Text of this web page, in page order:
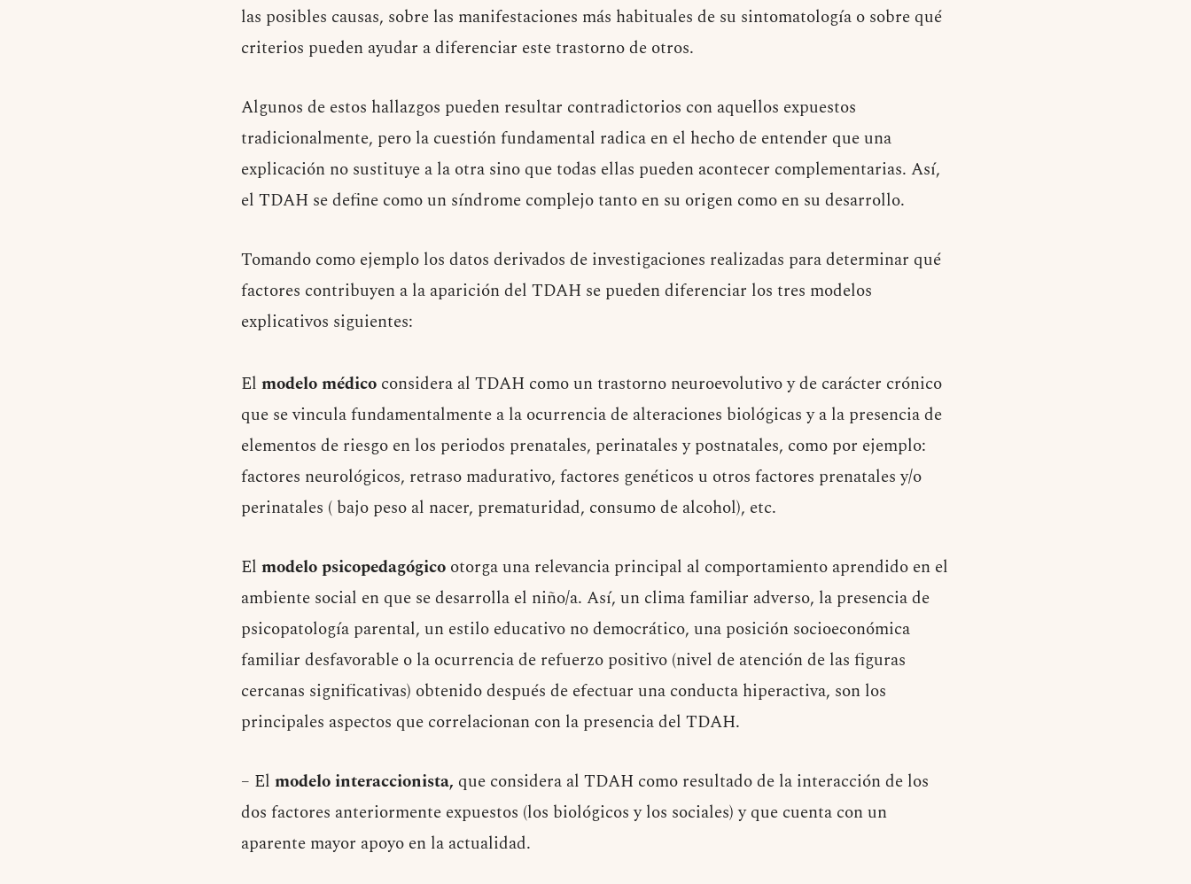
las posibles causas, sobre las manifestaciones más habituales de su sintomatología o sobre qué
criterios pueden ayudar a diferenciar este trastorno de otros.
Algunos de estos hallazgos pueden resultar contradictorios con aquellos expuestos
tradicionalmente, pero la cuestión fundamental radica en el hecho de entender que una
explicación no sustituye a la otra sino que todas ellas pueden acontecer complementarias. Así,
el TDAH se define como un síndrome complejo tanto en su origen como en su desarrollo.
Tomando como ejemplo los datos derivados de investigaciones realizadas para determinar qué
factores contribuyen a la aparición del TDAH se pueden diferenciar los tres modelos
explicativos siguientes:
El modelo médico considera al TDAH como un trastorno neuroevolutivo y de carácter crónico
que se vincula fundamentalmente a la ocurrencia de alteraciones biológicas y a la presencia de
elementos de riesgo en los periodos prenatales, perinatales y postnatales, como por ejemplo:
factores neurológicos, retraso madurativo, factores genéticos u otros factores prenatales y/o
perinatales ( bajo peso al nacer, prematuridad, consumo de alcohol), etc.
El modelo psicopedagógico otorga una relevancia principal al comportamiento aprendido en el
ambiente social en que se desarrolla el niño/a. Así, un clima familiar adverso, la presencia de
psicopatología parental, un estilo educativo no democrático, una posición socioeconómica
familiar desfavorable o la ocurrencia de refuerzo positivo (nivel de atención de las figuras
cercanas significativas) obtenido después de efectuar una conducta hiperactiva, son los
principales aspectos que correlacionan con la presencia del TDAH.
– El modelo interaccionista, que considera al TDAH como resultado de la interacción de los
dos factores anteriormente expuestos (los biológicos y los sociales) y que cuenta con un
aparente mayor apoyo en la actualidad.